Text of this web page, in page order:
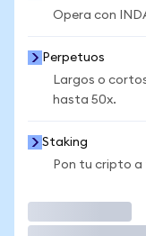
Opera con
Perpetuos
Largos o
hasta 50x.
Staking
Pon tu cripto